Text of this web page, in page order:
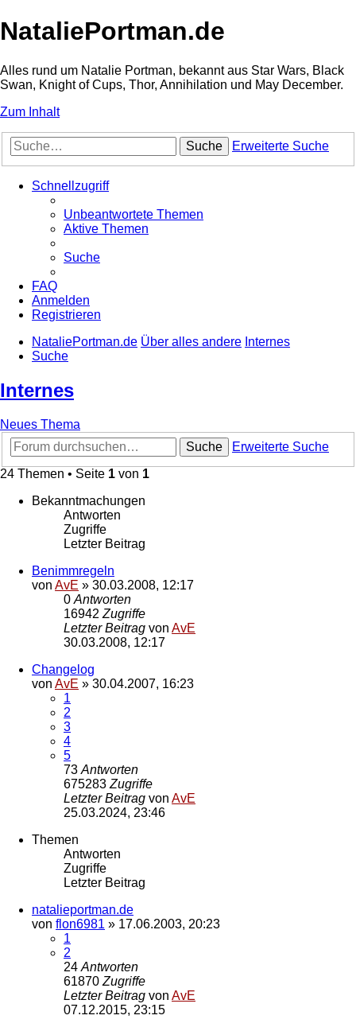
NataliePortman.de
Alles rund um Natalie Portman, bekannt aus Star Wars, Black
Swan, Knight of Cups, Thor, Annihilation und May December.
Zum Inhalt
Suche Erweiterte Suche
Schnellzugriff
Unbeantwortete Themen
Aktive Themen
Suche
FAQ
Anmelden
Registrieren
NataliePortman.de Über alles andere Internes
Suche
Internes
Neues Thema
Suche
Erweiterte Suche
24 Themen • Seite 1 von 1
Bekanntmachungen
Antworten
Zugriffe
Letzter Beitrag
Benimmregeln
von AvE » 30.03.2008, 12:17
0 Antworten
16942 Zugriffe
Letzter Beitrag von AvE
30.03.2008, 12:17
Changelog
von AvE » 30.04.2007, 16:23
1
2
3
4
5
73 Antworten
675283 Zugriffe
Letzter Beitrag von AvE
25.03.2024, 23:46
Themen
Antworten
Zugriffe
Letzter Beitrag
natalieportman.de
von flon6981 » 17.06.2003, 20:23
1
2
24 Antworten
61870 Zugriffe
Letzter Beitrag von AvE
07.12.2015, 23:15